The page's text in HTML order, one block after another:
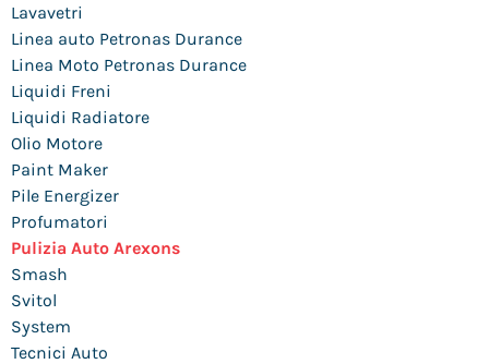
Lavavetri
Linea auto Petronas Durance
Linea Moto Petronas Durance
Liquidi Freni
Liquidi Radiatore
Olio Motore
Paint Maker
Pile Energizer
Profumatori
Pulizia Auto Arexons
Smash
Svitol
System
Tecnici Auto